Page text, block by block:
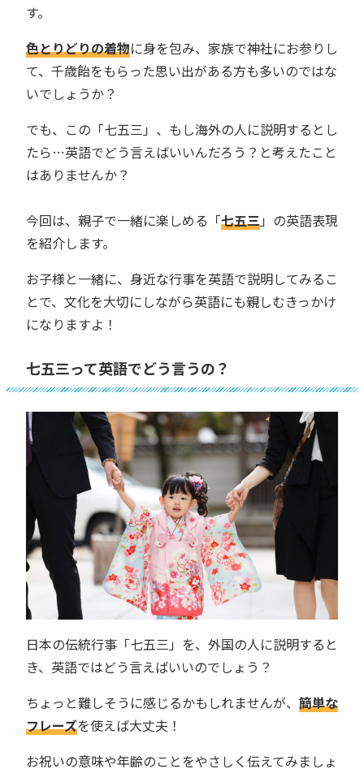
す。
色とりどりの着物に身を包み、家族で神社にお参りし
て、千歳飴をもらった思い出がある方も多いのではな
いでしょうか？
でも、この「七五三」、もし海外の人に説明するとし
たら…英語でどう言えばいいんだろう？と考えたこと
はありませんか？
今回は、親子で一緒に楽しめる「七五三」の英語表現
を紹介します。
お子様と一緒に、身近な行事を英語で説明してみるこ
とで、文化を大切にしながら英語にも親しむきっかけ
になりますよ！
七五三って英語でどう言うの？
日本の伝統行事「七五三」を、外国の人に説明すると
き、英語ではどう言えばいいのでしょう？
ちょっと難しそうに感じるかもしれませんが、 簡単な
フレーズを使えば大丈夫！
お祝いの意味や年齢のことをやさしく伝えてみましょ